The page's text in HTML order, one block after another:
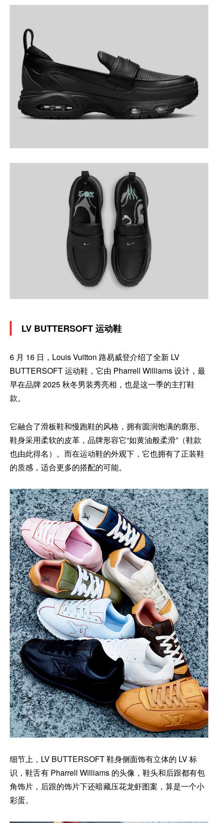
LV BUTTERSOFT 运动鞋
6 月 16 日，Louis Vuitton 路易威登介绍了全新 LV
BUTTERSOFT 运动鞋，它由 Pharrell Williams 设计，最
早在品牌 2025 秋冬男装秀亮相，也是这一季的主打鞋
款。
它融合了滑板鞋和慢跑鞋的风格，拥有圆润饱满的廓形。
鞋身采用柔软的皮革，品牌形容它“如黄油般柔滑”（鞋款
也由此得名）。而在运动鞋的外观下，它也拥有了正装鞋
的质感，适合更多的搭配的可能。
细节上，LV BUTTERSOFT 鞋身侧面饰有立体的 LV 标
识，鞋舌有 Pharrell Williams 的头像，鞋头和后跟都有包
角饰片，后跟的饰片下还暗藏压花龙虾图案，算是一个小
彩蛋。